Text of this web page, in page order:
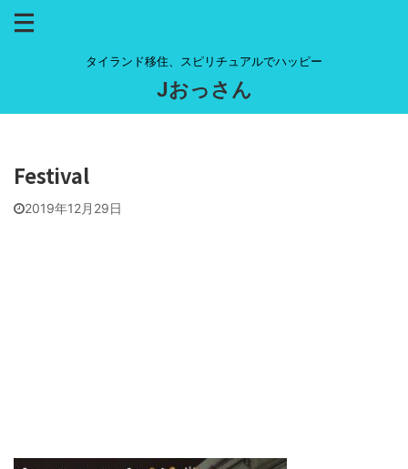
タイランド移住、スピリチュアルでハッピー
Jおっさん
Festival
2019年12月29日